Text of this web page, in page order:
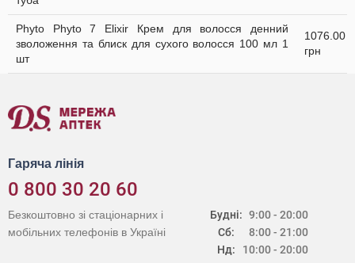
Phyto Phyto 7 Elixir Крем для волосся денний
зволоження та блиск для сухого волосся 100 мл 1
шт
1076.00
грн
Гаряча лінія
0 800 30 20 60
Будні:
Сб:
Нд:
9:00 - 20:00
8:00 - 21:00
10:00 - 20:00
Безкоштовно зі стаціонарних і
мобільних телефонів в Україні